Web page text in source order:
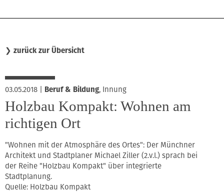
❯ zurück zur Übersicht
03.05.2018 Beruf & Bildung, Innung
Holzbau Kompakt: Wohnen am
richtigen Ort
"Wohnen mit der Atmosphäre des Ortes": Der Münchner
Architekt und Stadtplaner Michael Ziller (2.v.l.) sprach bei
der Reihe "Holzbau Kompakt" über integrierte
Stadtplanung.
Quelle: Holzbau Kompakt